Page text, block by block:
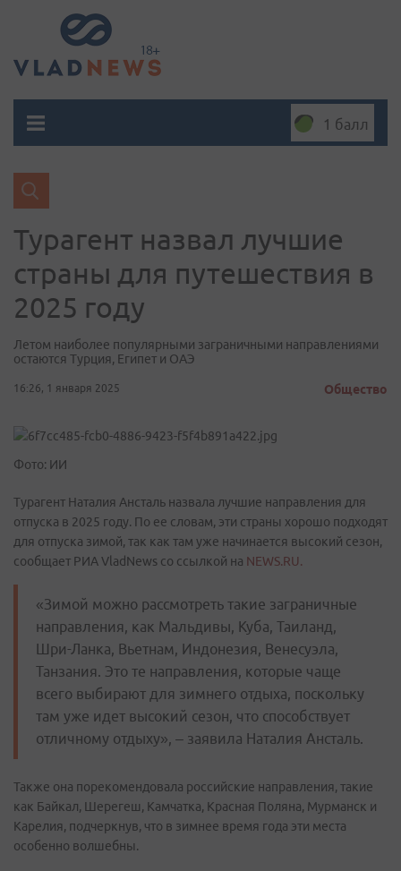
1 балл
Турагент назвал лучшие
страны для путешествия в
2025 году
Летом наиболее популярными заграничными направлениями
остаются Турция, Египет и ОАЭ
16:26, 1 января 2025 Общество
Фото: ИИ
Турагент Наталия Ансталь назвала лучшие направления для
отпуска в 2025 году. По ее словам, эти страны хорошо подходят
для отпуска зимой, так как там уже начинается высокий сезон,
сообщает РИА VladNews со ссылкой на NEWS.RU.
«Зимой можно рассмотреть такие заграничные
направления, как Мальдивы, Куба, Таиланд,
Шри-Ланка, Вьетнам, Индонезия, Венесуэла,
Танзания. Это те направления, которые чаще
всего выбирают для зимнего отдыха, поскольку
там уже идет высокий сезон, что способствует
отличному отдыху», – заявила Наталия Ансталь.
Также она порекомендовала российские направления, такие
как Байкал, Шерегеш, Камчатка, Красная Поляна, Мурманск и
Карелия, подчеркнув, что в зимнее время года эти места
особенно волшебны.